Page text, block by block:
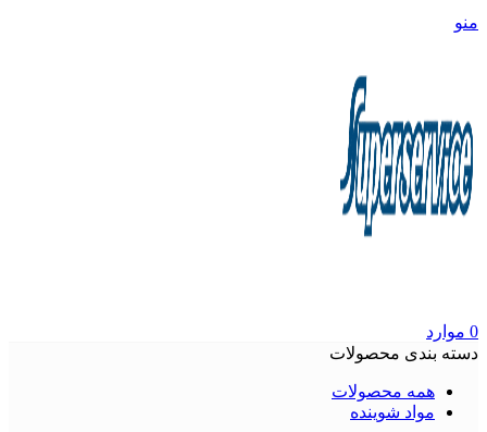
منو
0 موارد
دسته بندی محصولات
همه محصولات
مواد شوینده